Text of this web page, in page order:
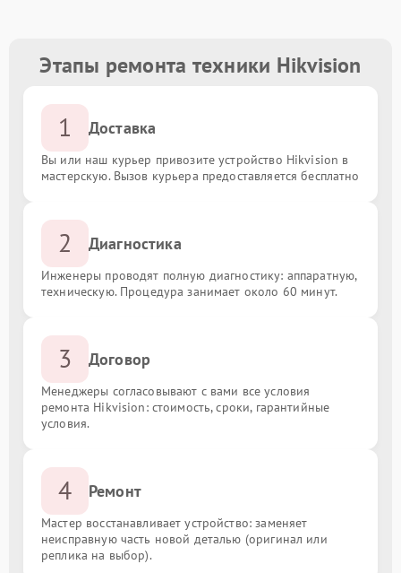
Этапы ремонта техники Hikvision
1 Доставка
Вы или наш курьер привозите устройство Hikvision в
мастерскую. Вызов курьера предоставляется бесплатно
2 Диагностика
Инженеры проводят полную диагностику: аппаратную,
техническую. Процедура занимает около 60 минут.
3 Договор
Менеджеры согласовывают с вами все условия
ремонта Hikvision: стоимость, сроки, гарантийные
условия.
4 Ремонт
Мастер восстанавливает устройство: заменяет
неисправную часть новой деталью (оригинал или
реплика на выбор).